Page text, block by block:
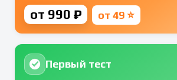
от 990 ₽ от 49 ⭐
Первый тест